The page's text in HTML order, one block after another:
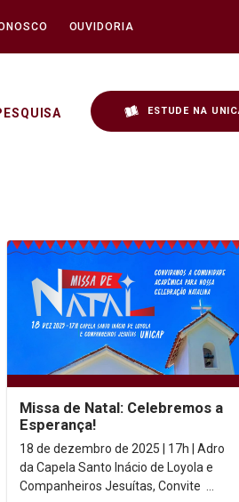
OUVIDORIA
ESTUDE NA
Missa de Natal: Celebremos a
Esperança!
18 de dezembro de 2025 | 17h | Adro
da Capela Santo Inácio de Loyola e
Companheiros Jesuítas, Convite